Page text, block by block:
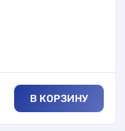
В КОРЗИНУ